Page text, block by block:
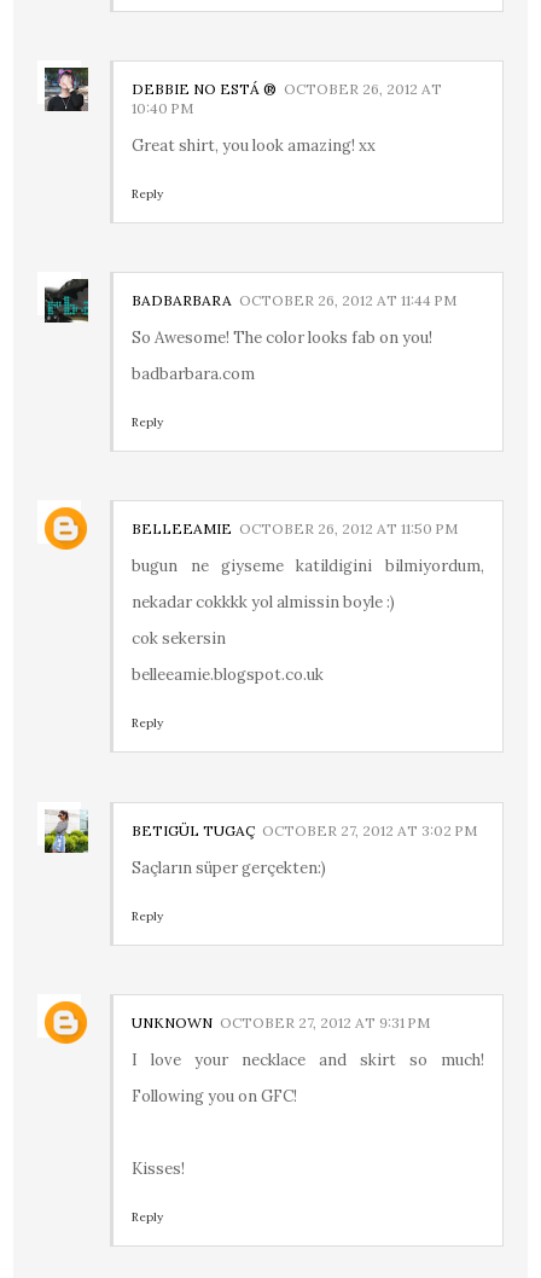
DEBBIE NO ESTÁ ® OCTOBER 26, 2012 AT
10:40 PM
Great shirt, you look amazing! xx
Reply
BADBARBARA OCTOBER 26, 2012 AT 11:44 PM
So Awesome! The color looks fab on you!
badbarbara.com
Reply
BELLEEAMIE OCTOBER 26, 2012 AT 11:50 PM
bugun ne giyseme katildigini bilmiyordum,
nekadar cokkkk yol almissin boyle :)
cok sekersin
belleeamie.blogspot.co.uk
Reply
BETIGÜL TUGAÇ OCTOBER 27, 2012 AT 3:02 PM
Saçların süper gerçekten:)
Reply
UNKNOWN OCTOBER 27, 2012 AT 9:31 PM
I love your necklace and skirt so much!
Following you on GFC!
Kisses!
Reply